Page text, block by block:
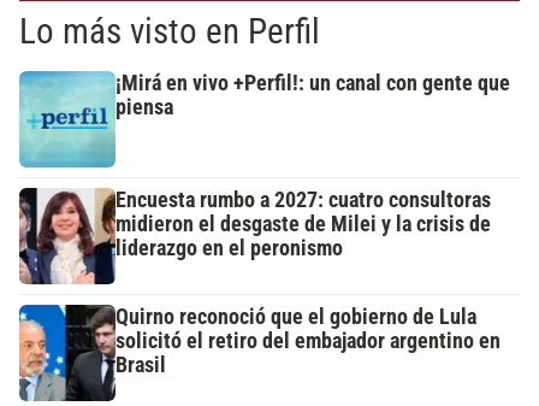
Lo más visto en Perfil
¡Mirá en vivo +Perfil!: un canal con gente que
piensa
Encuesta rumbo a 2027: cuatro consultoras
midieron el desgaste de Milei y la crisis de
liderazgo en el peronismo
Quirno reconoció que el gobierno de Lula
solicitó el retiro del embajador argentino en
Brasil